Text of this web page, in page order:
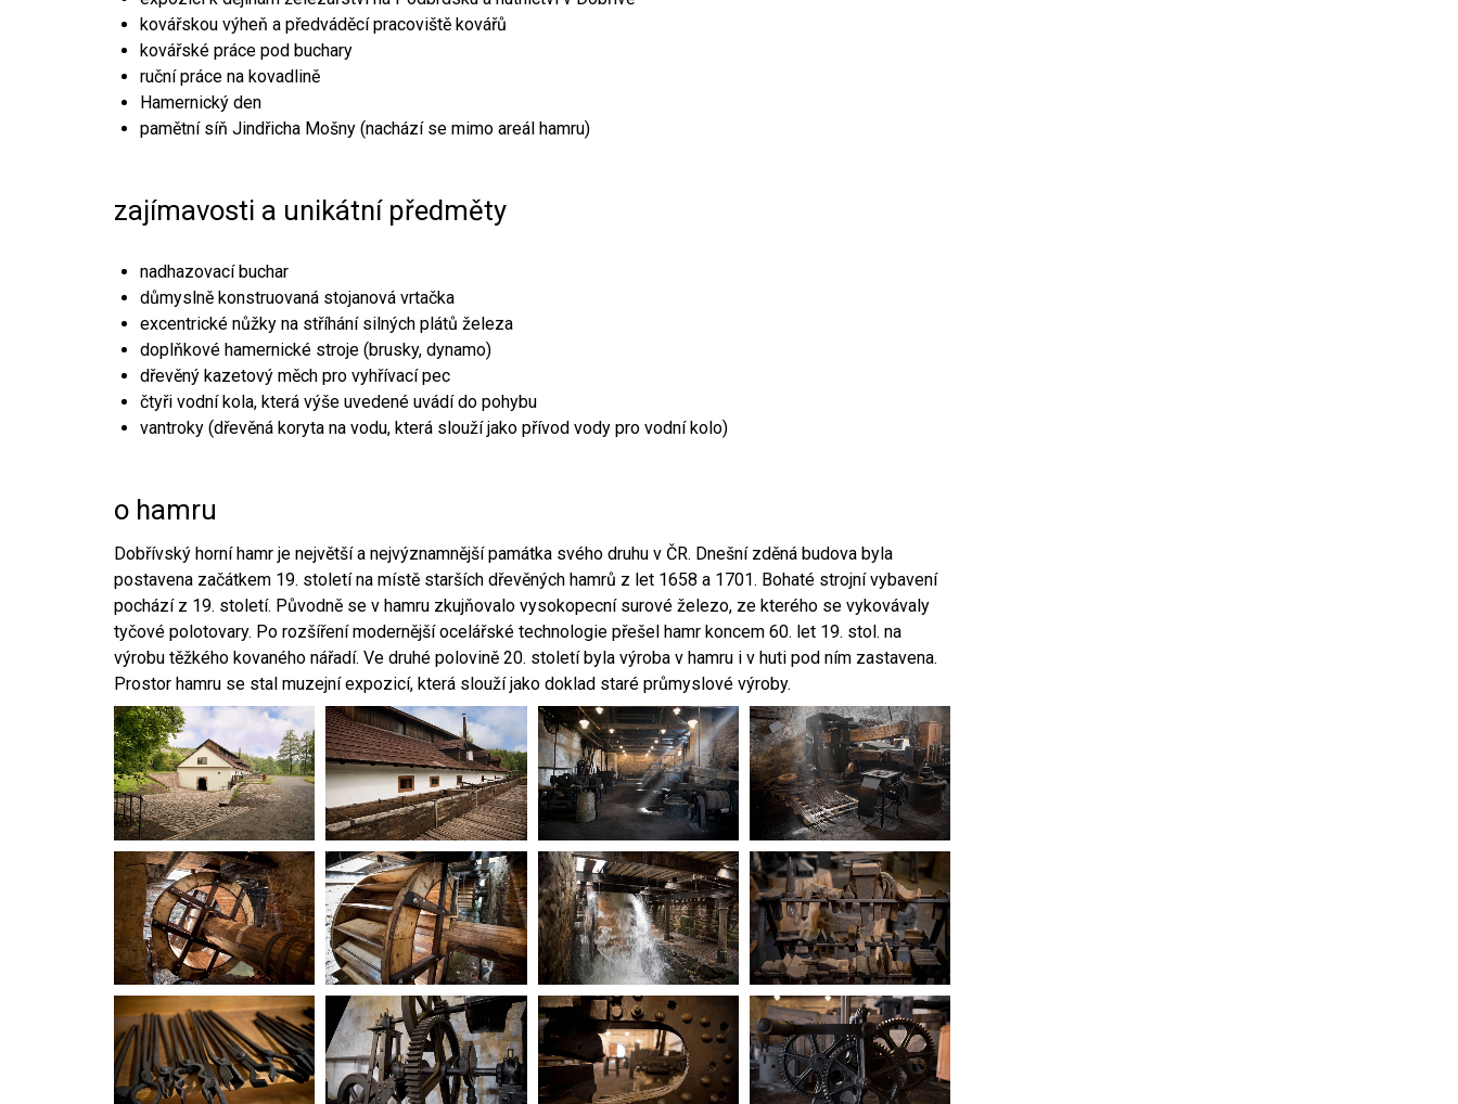
kovářskou výheň a předváděcí pracoviště kovářů
kovářské práce pod buchary
ruční práce na kovadlině
Hamernický den
pamětní síň Jindřicha Mošny (nachází se mimo areál hamru)
zajímavosti a unikátní předměty
nadhazovací buchar
důmyslně konstruovaná stojanová vrtačka
excentrické nůžky na stříhání silných plátů železa
doplňkové hamernické stroje (brusky, dynamo)
dřevěný kazetový měch pro vyhřívací pec
čtyři vodní kola, která výše uvedené uvádí do pohybu
vantroky (dřevěná koryta na vodu, která slouží jako přívod vody pro vodní kolo)
o hamru
Dobřívský horní hamr je největší a nejvýznamnější památka svého druhu v ČR. Dnešní zděná budova byla
postavena začátkem 19. století na místě starších dřevěných hamrů z let 1658 a 1701. Bohaté strojní vybavení
pochází z 19. století. Původně se v hamru zkujňovalo vysokopecní surové železo, ze kterého se vykovávaly
tyčové polotovary. Po rozšíření modernější ocelářské technologie přešel hamr koncem 60. let 19. stol. na
výrobu těžkého kovaného nářadí. Ve druhé polovině 20. století byla výroba v hamru i v huti pod ním zastavena.
Prostor hamru se stal muzejní expozicí, která slouží jako doklad staré průmyslové výroby.